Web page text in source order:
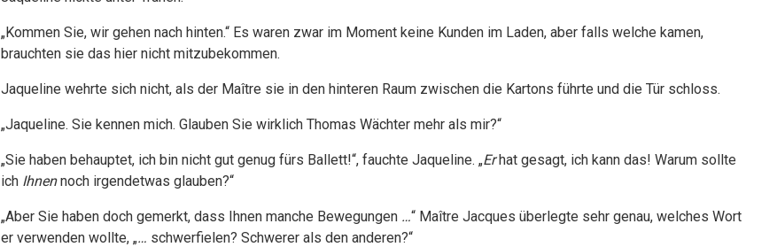
„Kommen Sie, wir gehen nach hinten.“ Es waren zwar im Moment keine Kunden im Laden, aber falls welche kamen,
brauchten sie das hier nicht mitzubekommen.
Jaqueline wehrte sich nicht, als der Maître sie in den hinteren Raum zwischen die Kartons führte und die Tür schloss.
„Jaqueline. Sie kennen mich. Glauben Sie wirklich Thomas Wächter mehr als mir?“
„Sie haben behauptet, ich bin nicht gut genug fürs Ballett!“, fauchte Jaqueline. „Erhat gesagt, ich kann das! Warum sollte
ich Ihnennoch irgendetwas glauben?“
„Aber Sie haben doch gemerkt, dass Ihnen manche Bewegungen …“ Maître Jacques überlegte sehr genau, welches Wort
er verwenden wollte, „… schwerfielen? Schwerer als den anderen?“